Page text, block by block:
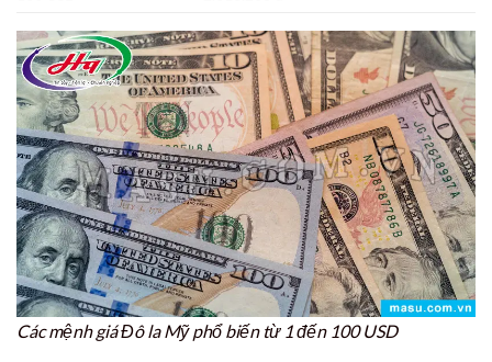
Các mệnh giá Đô la Mỹ phổ biến từ 1 đến 100 USD